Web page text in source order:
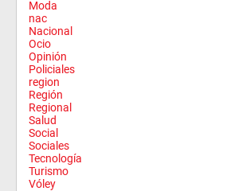
Moda
nac
Nacional
Ocio
Opinión
Policiales
region
Región
Regional
Salud
Social
Sociales
Tecnología
Turismo
Vóley